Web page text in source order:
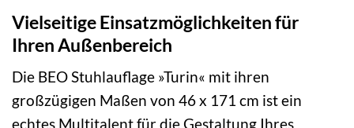
Vielseitige Einsatzmöglichkeiten für
Ihren Außenbereich
Die BEO Stuhlauflage »Turin« mit ihren
großzügigen Maßen von 46 x 171 cm ist ein
echtes Multitalent für die Gestaltung Ihres